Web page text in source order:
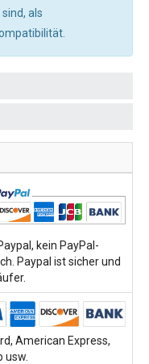
als
kein PayPal-
Paypal ist sicher und
American Express,
usw.